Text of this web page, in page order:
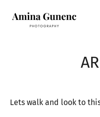
Lets walk and look to